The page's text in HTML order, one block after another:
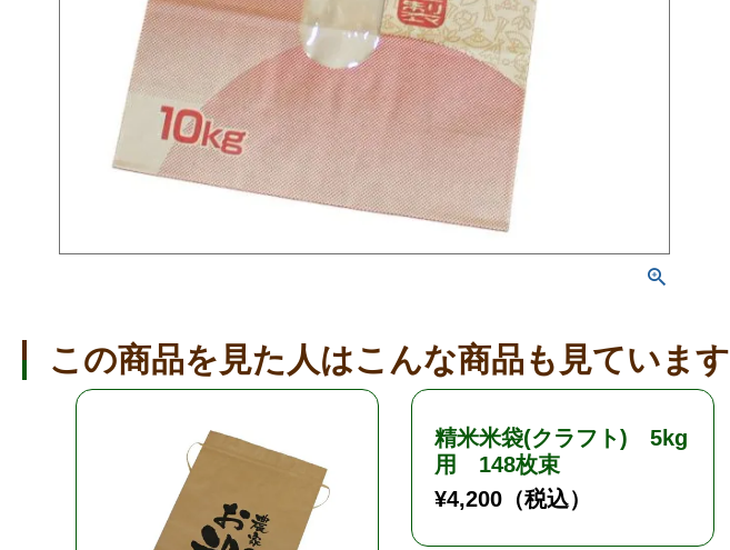
この商品を見た人はこんな商品も見ています
精米米袋(クラフト) 5kg
用 148枚束
¥4,200 （税込）